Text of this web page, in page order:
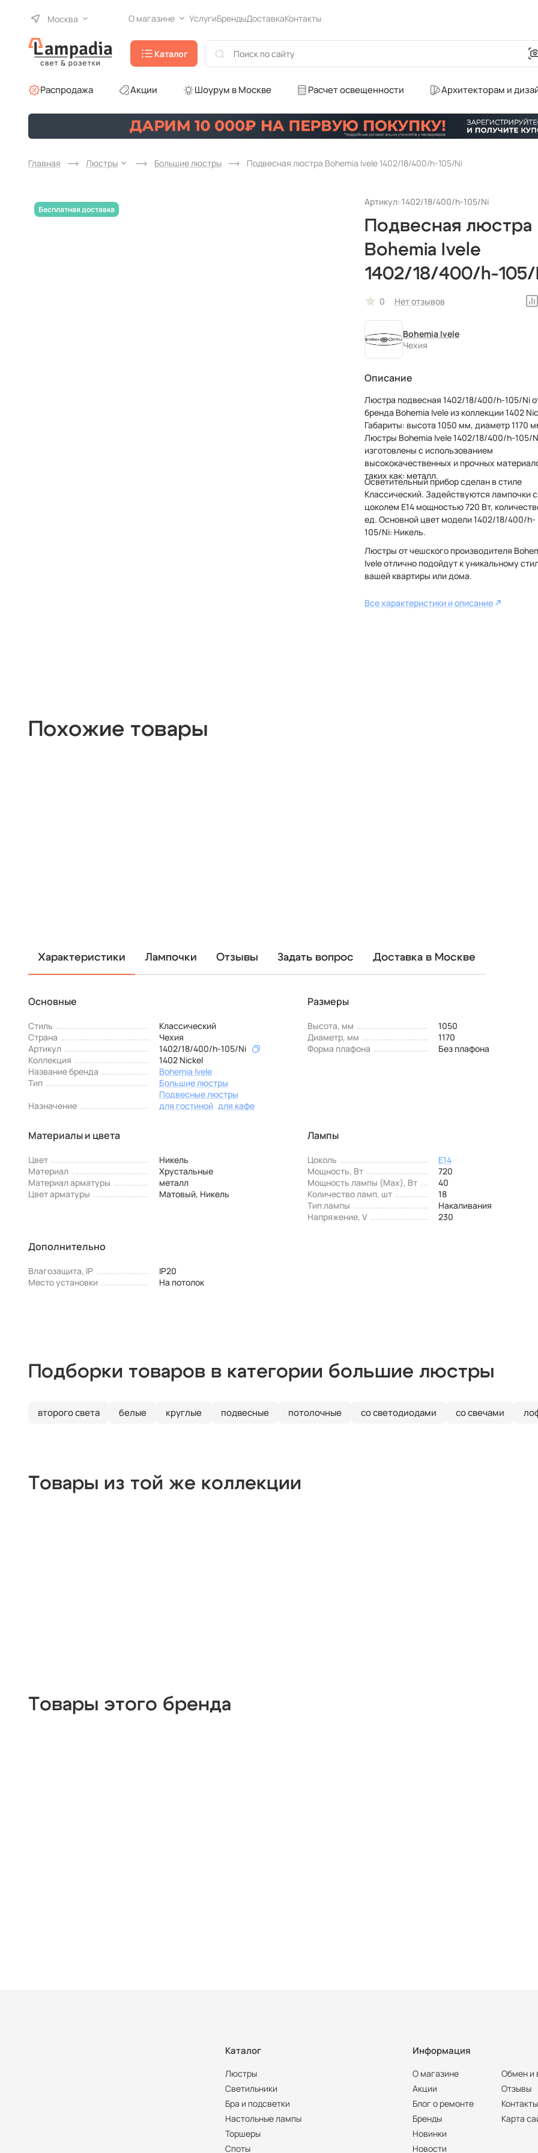
Москва О магазине УслугиБрендыДоставкаКонтакты
Каталог
Распродажа Акции Шоурум в Москве Расчет освещенности Архитекторам и
Главная Люстры Большие люстры Подвесная люстра Bohemia Ivele 1402/18/400/h-105/Ni
Артикул: 1402/18/400/h-105/Ni
Подвесная люстра
Bohemia Ivele
1402/18/400/h-105/
0 Нет отзывов
Bohemia Ivele
Чехия
Описание
Люстра подвесная 1402/18/400/h-105/Ni
бренда Bohemia Ivele из коллекции 1402
Габариты: высота 1050 мм, диаметр 1170 мм.
Люстры Bohemia Ivele 1402/18/400/h-105/
изготовлены с использованием
высококачественных и прочных
таких как: металл.
Осветительный прибор сделан в стиле
Классический. Задействуются лампочки с
цоколем E14 мощностью 720 Вт,
ед. Основной цвет модели 1402/18/400/h-
105/Ni: Никель.
Люстры от чешского производителя
Ivele отлично подойдут к уникальному
вашей квартиры или дома.
Все характеристики и описание
Похожие товары
Характеристики Лампочки Отзывы Задать вопрос Доставка в Москве
Основные
Стиль
Классический
Страна
Чехия
Артикул
1402/18/400/h-105/Ni
Коллекция
1402 Nickel
Название бренда
Bohemia Ivele
Тип
Большие люстры
Подвесные люстры
Назначение
для гостиной для кафе
Размеры
Высота, мм
1050
Диаметр, мм
1170
Форма плафона
Без плафона
Материалы и цвета
Цвет
Никель
Материал
Хрустальные
Материал арматуры
металл
Цвет арматуры
Матовый, Никель
Лампы
Цоколь
E14
Мощность, Вт
720
Мощность лампы (Max), Вт
40
Количество ламп, шт
18
Тип лампы
Накаливания
Напряжение, V
230
Дополнительно
Влагозащита, IP
IP20
Место установки
На потолок
Подборки товаров в категории большие люстры
второго света белые круглые подвесные потолочные со светодиодами со свечами
Товары из той же коллекции
Товары этого бренда
Каталог
Люстры
Светильники
Бра и подсветки
Настольные лампы
Торшеры
Споты
Информация
О магазине
Акции
Блог о ремонте
Бренды
Новинки
Новости
Обмен и
Отзывы
Контакты
Карта